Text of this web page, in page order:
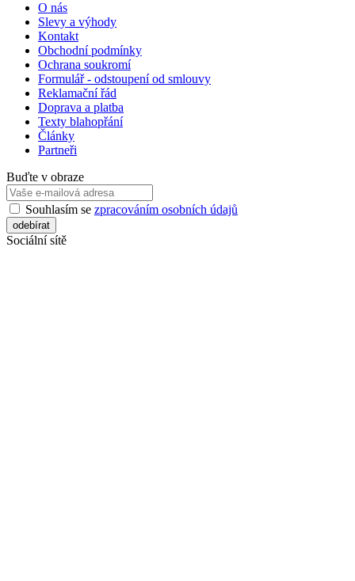
O nás
Slevy a výhody
Kontakt
Obchodní podmínky
Ochrana soukromí
Formulář - odstoupení od smlouvy
Reklamační řád
Doprava a platba
Texty blahopřání
Články
Partneři
Buďte v obraze
Souhlasím se zpracováním osobních údajů
Sociální sítě